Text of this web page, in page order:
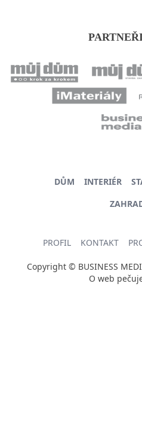
DŮM INTERIÉR
PROFIL KONTAKT
Copyright © BUSINESS